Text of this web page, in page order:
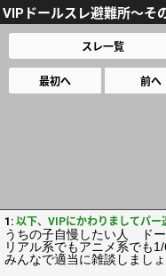
VIPドールスレ避難所～そ
スレ一覧
最初へ 前へ
1: 以下、VIPにかわりましてパ
うちの子自慢したい人 ド
リアル系でもアニメ系でも
みんなで適当に雑談しましょ